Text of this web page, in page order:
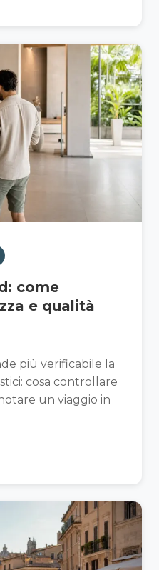
come
e qualità
più verificabile la
cosa controllare
un viaggio in